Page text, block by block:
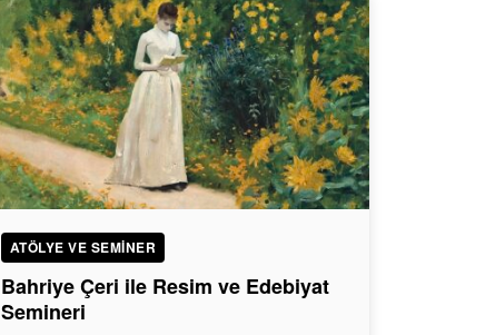
ATÖLYE VE SEMINER
Bahriye Çeri ile Resim ve Edebiyat
Semineri